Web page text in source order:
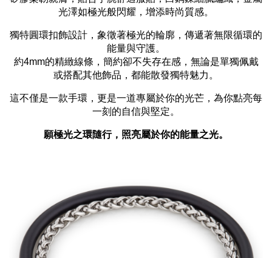
光澤如極光般閃耀，增添時尚質感。
獨特圓環扣飾設計，象徵著極光的輪廓，傳遞著無限循環的
能量與守護。
約4mm的精緻線條，簡約卻不失存在感，無論是單獨佩戴
或搭配其他飾品，都能散發獨特魅力。
這不僅是一款手環，更是一道專屬於你的光芒，為你點亮每
一刻的自信與堅定。
願極光之環隨行，照亮屬於你的能量之光。